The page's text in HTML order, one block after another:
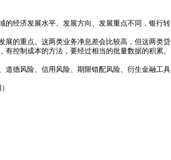
经济发展水平、发展方向、发展重点不同，银行转
的重点。这两类业务净息差会比较高，但这两类贷
控制成本的方法，要经过相当的批量数据的积累。
德风险、信用风险、期限错配风险、衍生金融工具